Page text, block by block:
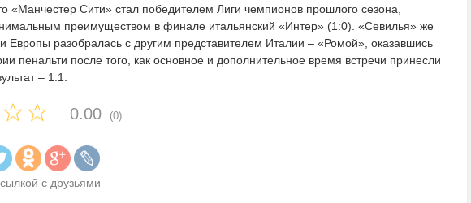
«Манчестер Сити» стал победителем Лиги чемпионов прошлого сезона,
преимуществом в финале итальянский «Интер» (1:0). «Севилья» же
Европы разобралась с другим представителем Италии – «Ромой», оказавшись
пенальти после того, как основное и дополнительное время встречи принесли
– 1:1.
0.00 (0)
с друзьями